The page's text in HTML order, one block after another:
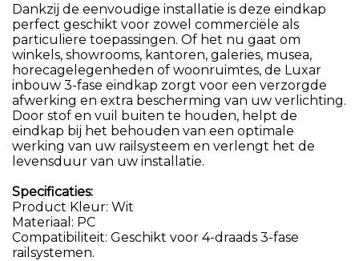
Dankzij de eenvoudige installatie is deze eindkap
perfect geschikt voor zowel commerciële als
particuliere toepassingen. Of het nu gaat om
winkels, showrooms, kantoren, galeries, musea,
horecagelegenheden of woonruimtes, de Luxar
inbouw 3-fase eindkap zorgt voor een verzorgde
afwerking en extra bescherming van uw verlichting.
Door stof en vuil buiten te houden, helpt de
eindkap bij het behouden van een optimale
werking van uw railsysteem en verlengt het de
levensduur van uw installatie.
Specificaties:
Product Kleur: Wit
Materiaal: PC
Compatibiliteit: Geschikt voor 4-draads 3-fase
railsystemen.